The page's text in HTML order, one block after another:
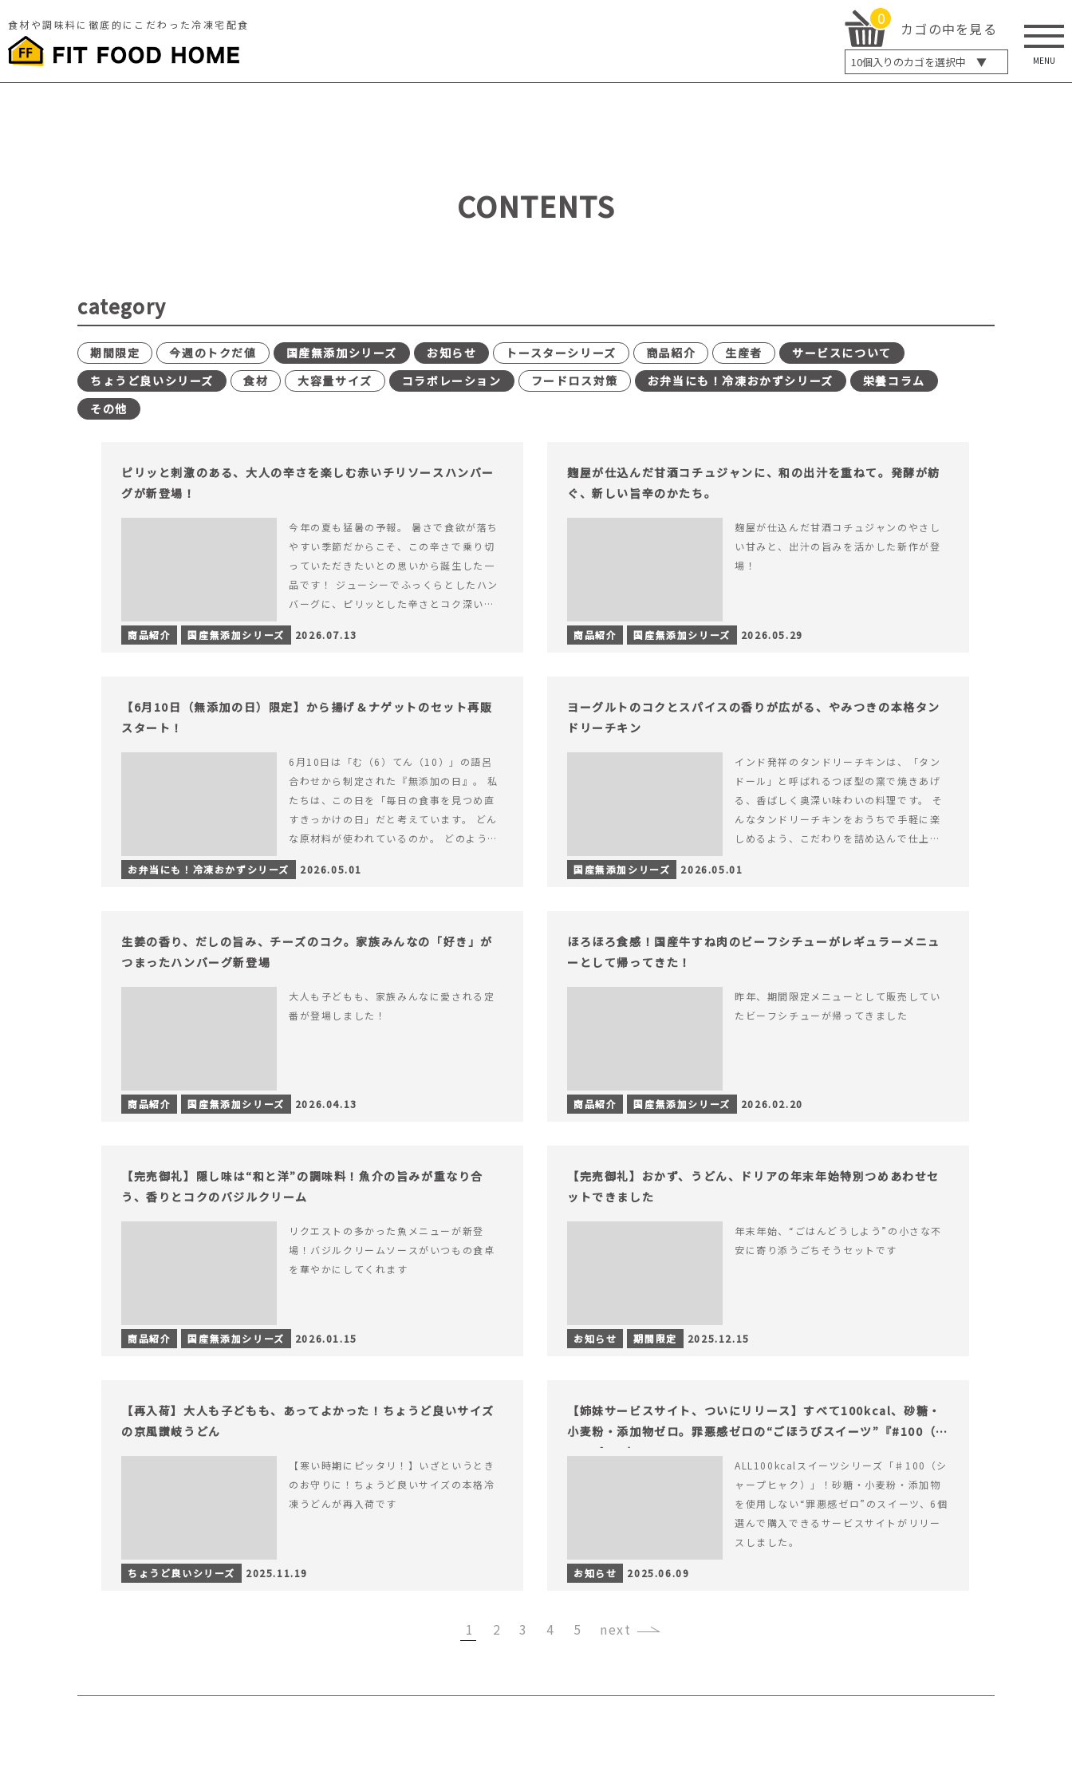
食材や調味料に徹底的にこだわった冷凍宅配食 0
カゴの中を見る
10個入りのカゴを選択中 ▼
5個入り
MENU
CONTENTS
category
期間限定 今週のトクだ値 国産無添加シリーズ お知らせ トースターシリーズ 商品紹介 生産者
サービスについて
ちょうど良いシリーズ
食材 大容量サイズ コラボレーション フードロス対策 お弁当にも！冷凍おかずシリーズ
栄養コラム
その他
ピリッと刺激のある、大人の辛さを楽しむ赤いチリソースハンバー
グが新登場！
今年の夏も猛暑の予報。 暑さで食欲が落ち
やすい季節だからこそ、この辛さで乗り切
っていただきたいとの思いから誕生した一
品です！ ジューシーでふっくらとしたハン
バーグに、ピリッとした辛さとコク深い旨
みが楽しめる特製チリソース&hellip; 続き
を読む ピリッと刺激のある、大人の辛さを
商品紹介 国産無添加シリーズ 2026.07.13
麹屋が仕込んだ甘酒コチュジャンに、和の出汁を重ねて。発酵が紡
ぐ、新しい旨辛のかたち。
麹屋が仕込んだ甘酒コチュジャンのやさし
い甘みと、出汁の旨みを活かした新作が登
場！
商品紹介 国産無添加シリーズ 2026.05.29
【6月10日（無添加の日）限定】から揚げ＆ナゲットのセット再販
スタート！
6月10日は「む（6）てん（10）」の語呂
合わせから制定された『無添加の日』。 私
たちは、この日を「毎日の食事を見つめ直
すきっかけの日」だと考えています。 どん
な原材料が使われているのか。 どのように
つくられているのか。&hellip; 続きを読む
【6月10日（無添加の日）限定】から揚げ
お弁当にも！冷凍おかずシリーズ 2026.05.01
ヨーグルトのコクとスパイスの香りが広がる、やみつきの本格タン
ドリーチキン
インド発祥のタンドリーチキンは、「タン
ドール」と呼ばれるつぼ型の窯で焼きあげ
る、香ばしく奥深い味わいの料理です。 そ
んなタンドリーチキンをおうちで手軽に楽
しめるよう、こだわりを詰め込んで仕上げ
を読む ヨーグルトのコクとスパイスの香り
国産無添加シリーズ 2026.05.01
生姜の香り、だしの旨み、チーズのコク。家族みんなの「好き」が
つまったハンバーグ新登場
大人も子どもも、家族みんなに愛される定
番が登場しました！
商品紹介 国産無添加シリーズ 2026.04.13
ほろほろ食感！国産牛すね肉のビーフシチューがレギュラーメニュ
ーとして帰ってきた！
昨年、期間限定メニューとして販売してい
たビーフシチューが帰ってきました
商品紹介 国産無添加シリーズ 2026.02.20
【完売御礼】隠し味は“和と洋”の調味料！魚介の旨みが重なり合
う、香りとコクのバジルクリーム
リクエストの多かった魚メニューが新登
場！バジルクリームソースがいつもの食卓
を華やかにしてくれます
商品紹介 国産無添加シリーズ 2026.01.15
【完売御礼】おかず、うどん、ドリアの年末年始特別つめあわせセ
ットできました
年末年始、“ごはんどうしよう”の小さな不
安に寄り添うごちそうセットです
お知らせ 期間限定 2025.12.15
【再入荷】大人も子どもも、あってよかった！ちょうど良いサイズ
の京風讃岐うどん
【寒い時期にピッタリ！】いざというとき
のお守りに！ちょうど良いサイズの本格冷
凍うどんが再入荷です
ちょうど良いシリーズ 2025.11.19
【姉妹サービスサイト、ついにリリース】すべて100kcal、砂糖・
小麦粉・添加物ゼロ。罪悪感ゼロの“ごほうびスイーツ”『#100（シ
ャープ100）』
ALL100kcalスイーツシリーズ「♯100（シ
ャープヒャク）」！砂糖・小麦粉・添加物
を使用しない“罪悪感ゼロ”のスイーツ、6個
選んで購入できるサービスサイトがリリー
スしました。
お知らせ 2025.06.09
1 2 3 4 5 ›